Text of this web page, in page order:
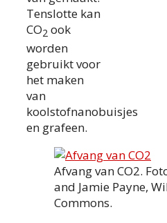
Tenslotte kan
CO2 ook
worden
gebruikt voor
het maken
van
koolstofnanobuisjes
en grafeen.
Afvang van CO2.
and Jamie Payne,
Commons.